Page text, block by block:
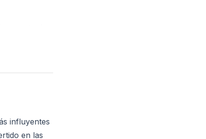
con Jesús
influyentes
en las